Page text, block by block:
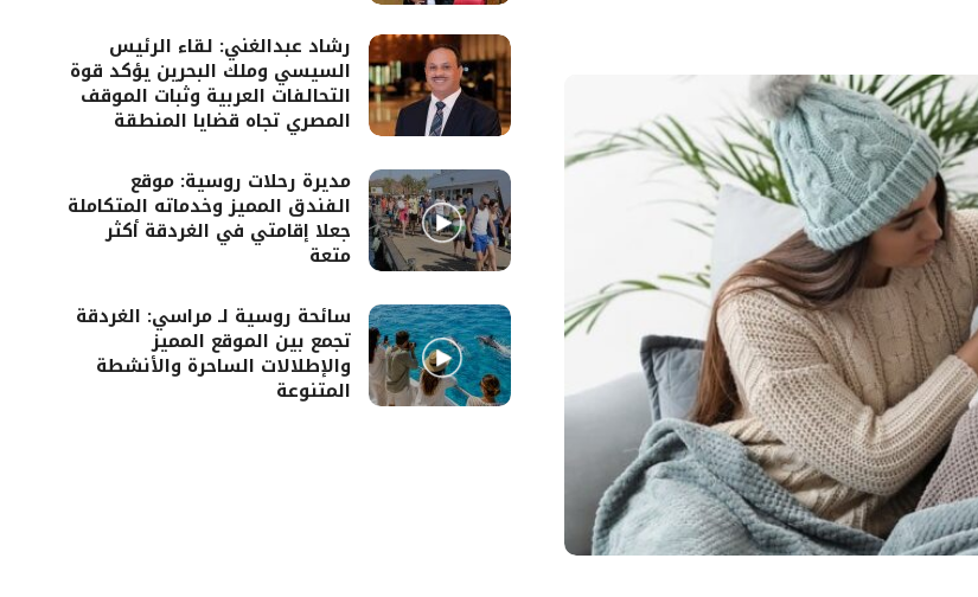
رشاد عبدالغني: لقاء الرئيس
السيسي وملك البحرين يؤكد قوة
التحالفات العربية وثبات الموقف
المصري تجاه قضايا المنطقة
مديرة رحلات روسية: موقع
الفندق المميز وخدماته المتكاملة
جعلا إقامتي في الغردقة أكثر
متعة
سائحة روسية لـ مراسي: الغردقة
تجمع بين الموقع المميز
والإطلالات الساحرة والأنشطة
المتنوعة